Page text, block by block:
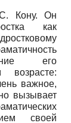
Кону. Он
как
его
важное,
вызывает
своей